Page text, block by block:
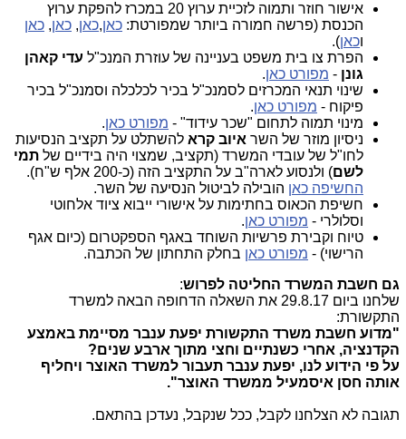
אישור חוזר ותמוה לזכיית ערוץ 20 במכרז להפקת ערוץ
הכנסת (פרשה חמורה ביותר שמפורטת: כאן,כאן, כאן, כאן
וכאן).
הפרת צו בית משפט בעניינה של עוזרת המנכ"ל עדי קאהן
גונן - מפורט כאן.
שינוי תנאי המכרזים לסמנכ"ל בכיר לכלכלה וסמנכ"ל בכיר
פיקוח - מפורט כאן.
מינוי תמוה לתחום "שכר עידוד" - מפורט כאן.
ניסיון מוזר של השר איוב קרא להשתלט על תקציב הנסיעות
לחו"ל של עובדי המשרד (תקציב, שמצוי היה בידיים של תמי
לשם) ולנסוע לארה"ב על התקציב הזה (כ-200 אלף ש"ח).
החשיפה כאן הובילה לביטול הנסיעה של השר.
חשיפת הכאוס בחתימות על אישורי ייבוא ציוד אלחוטי
וסלולרי - מפורט כאן.
טיוח וקבירת פרשיות השוחד באגף הספקטרום (כיום אגף
הרישוי) - מפורט כאן בחלק התחתון של הכתבה.
גם חשבת המשרד החליטה לפרוש:
שלחנו ביום 29.8.17 את השאלה הדחופה הבאה למשרד
התקשורת:
"מדוע חשבת משרד התקשורת יפעת ענבר מסיימת באמצע
הקדנציה, אחרי כשנתיים וחצי מתוך ארבע שנים?
על פי הידוע לנו, יפעת ענבר תעבור למשרד האוצר ויחליף
אותה חסן איסמעיל ממשרד האוצר".
תגובה לא הצלחנו לקבל, ככל שנקבל, נעדכן בהתאם.